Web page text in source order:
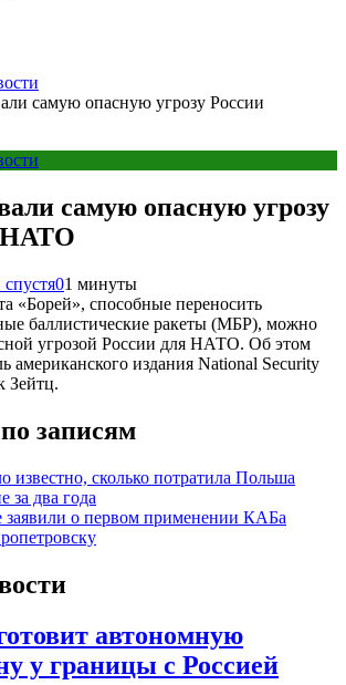
самую опасную угрозу России
самую опасную угрозу
НАТО
спустя01 минуты
«Борей», способные переносить
баллистические ракеты (МБР), можно
угрозой России для НАТО. Об этом
американского издания National Security
Зейтц.
записям
известно, сколько потратила Польша
за два года
заявили о первом применении КАБа
автономную
у границы с Россией